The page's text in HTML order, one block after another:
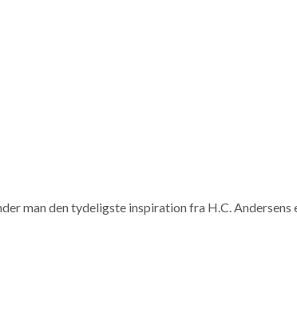
man den tydeligste inspiration fra H.C. Andersens